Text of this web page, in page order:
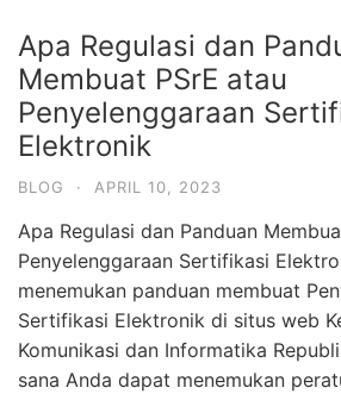
e
b
o
o
k
er l
at
s
A
p
p
k
e
dI
n
ar
e
Apa Regulasi dan
Membuat PSrE atau
Penyelenggaraan
Elektronik
BLOG · APRIL 10, 2023
Apa Regulasi dan Panduan
Penyelenggaraan Sertifikasi
menemukan panduan membuat
Sertifikasi Elektronik di situs web
Komunikasi dan Informatika
sana Anda dapat menemukan